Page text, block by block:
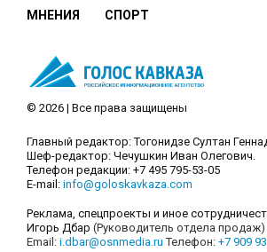
МНЕНИЯ СПОРТ
© 2026 | Все права защищены
Главный редактор: Тогонидзе Султан
Шеф-редактор: Чечушкин Иван Олегович.
Телефон редакции: +7 495 795-53-05
E-mail: info@goloskavkaza.com
Реклама, спецпроекты и иное
Игорь Дбар (Руководитель отдела продаж)
Email: i.dbar@osnmedia.ru Телефон: +7 909